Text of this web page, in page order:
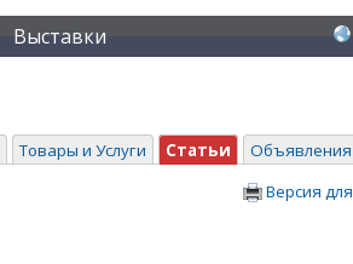
Выставки
Товары и Услуги Статьи Объявления
Версия